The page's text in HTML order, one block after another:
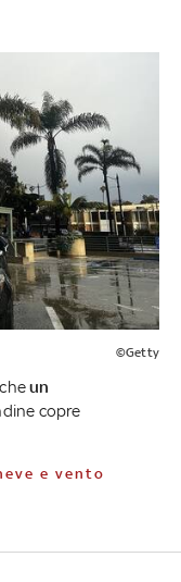
©Getty
un
copre
e vento